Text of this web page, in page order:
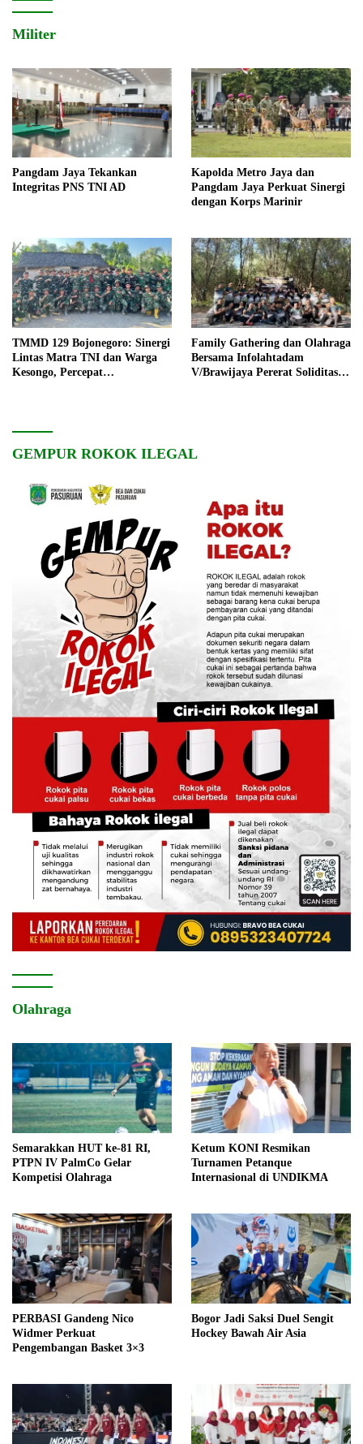
Militer
Pangdam Jaya Tekankan
Integritas PNS TNI AD
Kapolda Metro Jaya dan
Pangdam Jaya Perkuat Sinergi
dengan Korps Marinir
TMMD 129 Bojonegoro: Sinergi
Lintas Matra TNI dan Warga
Kesongo, Percepat
Family Gathering dan Olahraga
Bersama Infolahtadam
V/Brawijaya Pererat Soliditas
GEMPUR ROKOK ILEGAL
Olahraga
Semarakkan HUT ke-81 RI,
PTPN IV PalmCo Gelar
Kompetisi Olahraga
Ketum KONI Resmikan
Turnamen Petanque
Internasional di UNDIKMA
PERBASI Gandeng Nico
Widmer Perkuat
Pengembangan Basket 3×3
Bogor Jadi Saksi Duel Sengit
Hockey Bawah Air Asia